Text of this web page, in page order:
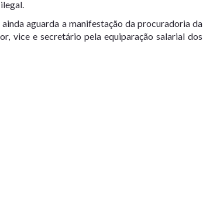
aguarda a manifestação da procuradoria da
vice e secretário pela equiparação salarial dos